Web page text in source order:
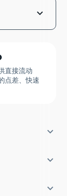
行交易？
账户吗？
设账户？



直接流动
点差、快速
